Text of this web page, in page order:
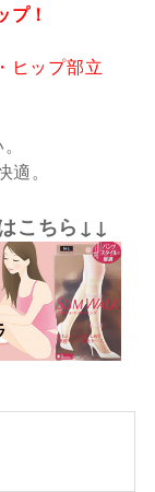
！
ヒップ部立
。
こちら↓↓